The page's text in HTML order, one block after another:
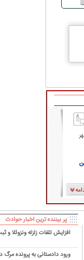
پر بیننده ترین اخبار حوادث
افزایش تلفات زلزله ونزوئلا و ثبت ۱۱۴۲ پس‌لرزه
ورود دادستانی به پرونده مرگ